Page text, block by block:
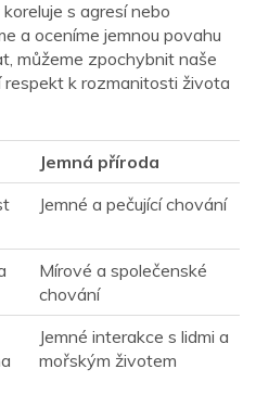
s agresí nebo
a oceníme jemnou povahu
můžeme zpochybnit naše
k rozmanitosti života
Jemná příroda
Jemné a pečující chování
Mírové a společenské
chování
Jemné interakce s lidmi a
mořským životem